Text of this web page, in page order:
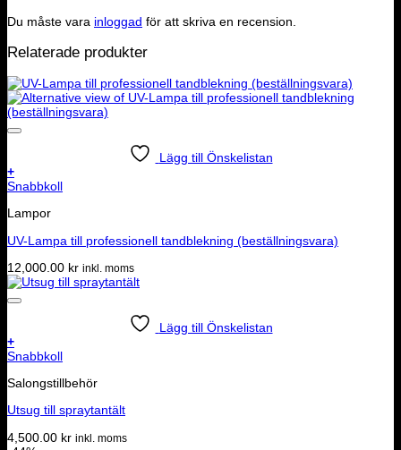
Du måste vara inloggad för att skriva en recension.
Relaterade produkter
Lägg till Önskelistan
+
Snabbkoll
Lampor
UV-Lampa till professionell tandblekning (beställningsvara)
12,000.00 kr inkl. moms
Lägg till Önskelistan
+
Snabbkoll
Salongstillbehör
Utsug till spraytantält
4,500.00 kr inkl. moms